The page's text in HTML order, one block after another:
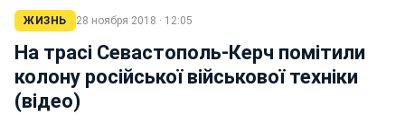
ЖИЗНЬ 28 ноября 2018 · 12:05
На трасі Севастополь-Керч помітили
колону російської військової техніки
(відео)